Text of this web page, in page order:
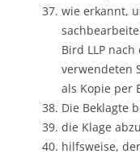
wie erkannt,
Bird LLP
verwendeten
als Kopie per
Die Beklagte
die Klage
hilfsweise,